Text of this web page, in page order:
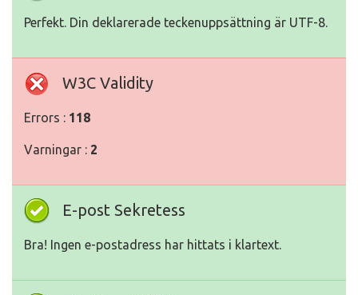
Perfekt. Din deklarerade teckenuppsättning är UTF-8.
W3C Validity
Errors : 118
Varningar : 2
E-post Sekretess
Bra! Ingen e-postadress har hittats i klartext.